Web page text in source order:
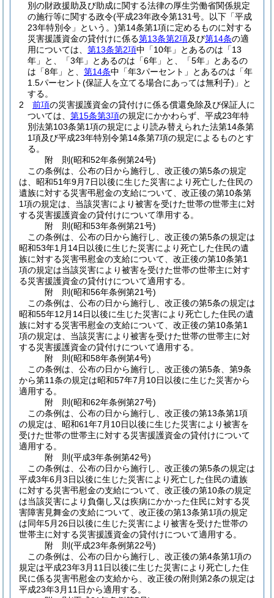
別の財政援助及び助成に関する法律の厚生労働省関係規定
の施行等に関する政令(平成23年政令第131号。以下「平成
23年特別令」という。)第14条第1項に定めるものに対する
災害援護資金の貸付けに係る第13条第2項及び第14条の適
用については、 第13条第2項中「10年」とあるのは「13
年」と、「3年」とあるのは「6年」と、「5年」とあるの
は「8年」と、 第14条中「年3パーセント」とあるのは「年
1.5パーセント(保証人を立てる場合にあっては無利子) 」と
する。
2
前項の災害援護資金の貸付けに係る償還免除及び保証人に
ついては、 第15条第3項の規定にかかわらず、平成23年特
別法第103条第1項の規定により読み替えられた法第14条第
1項及び平成23年特別令第14条第7項の規定によるものとす
る。
附 則(昭和52年条例第24号)
この条例は、公布の日から施行し、改正後の第5条の規定
は、昭和51年9月7日以後に生じた災害により死亡した住民の
遺族に対する災害弔慰金の支給について、改正後の第10条第
1項の規定は、当該災害により被害を受けた世帯の世帯主に対
する災害援護資金の貸付けについて準用する。
附 則(昭和53年条例第21号)
この条例は、公布の日から施行し、改正後の第5条の規定は
昭和53年1月14日以後に生じた災害により死亡した住民の遺
族に対する災害弔慰金の支給について、改正後の第10条第1
項の規定は当該災害により被害を受けた世帯の世帯主に対す
る災害援護資金の貸付けについて適用する。
附 則(昭和56年条例第21号)
この条例は、公布の日から施行し、改正後の第5条の規定は
昭和55年12月14日以後に生じた災害により死亡した住民の遺
族に対する災害弔慰金の支給について、改正後の第10条第1
項の規定は、当該災害により被害を受けた世帯の世帯主に対
する災害援護資金の貸付けについて適用する。
附 則(昭和58年条例第4号)
この条例は、公布の日から施行し、改正後の第5条、第9条
から第11条の規定は昭和57年7月10日以後に生じた災害から
適用する。
附 則(昭和62年条例第27号)
この条例は、公布の日から施行し、改正後の第13条第1項
の規定は、昭和61年7月10日以後に生じた災害により被害を
受けた世帯の世帯主に対する災害援護資金の貸付けについて
適用する。
附 則(平成3年条例第42号)
この条例は、公布の日から施行し、改正後の第5条の規定は
平成3年6月3日以後に生じた災害により死亡した住民の遺族
に対する災害弔慰金の支給について、改正後の第10条の規定
は当該災害により負傷し又は疾病にかかった住民に対する災
害障害見舞金の支給について、改正後の第13条第1項の規定
は同年5月26日以後に生じた災害により被害を受けた世帯の
世帯主に対する災害援護資金の貸付けについて適用する。
附 則(平成23年条例第22号)
この条例は、公布の日から施行し、改正後の第4条第1項の
規定は平成23年3月11日以後に生じた災害により死亡した住
民に係る災害弔慰金の支給から、改正後の附則第2条の規定は
平成23年3月11日から適用する。